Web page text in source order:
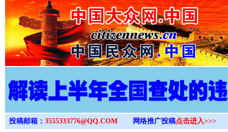
>
投稿邮箱： 3555333776@QQ.COM 网络推广投稿点击进入>>>